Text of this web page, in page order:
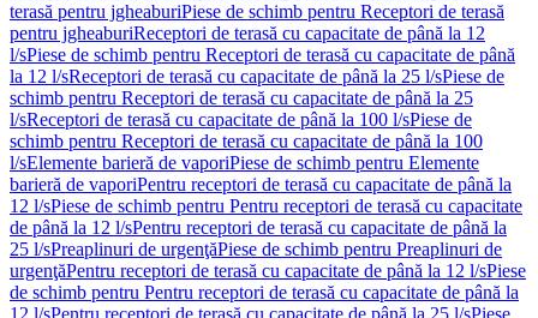
terasă pentru jgheaburiPiese de schimb pentru Receptori de terasă
pentru jgheaburiReceptori de terasă cu capacitate de până la 12
l/sPiese de schimb pentru Receptori de terasă cu capacitate de până
la 12 l/sReceptori de terasă cu capacitate de până la 25 l/sPiese de
schimb pentru Receptori de terasă cu capacitate de până la 25
l/sReceptori de terasă cu capacitate de până la 100 l/sPiese de
schimb pentru Receptori de terasă cu capacitate de până la 100
l/sElemente barieră de vaporiPiese de schimb pentru Elemente
barieră de vaporiPentru receptori de terasă cu capacitate de până la
12 l/sPiese de schimb pentru Pentru receptori de terasă cu capacitate
de până la 12 l/sPentru receptori de terasă cu capacitate de până la
25 l/sPreaplinuri de urgenţăPiese de schimb pentru Preaplinuri de
urgenţăPentru receptori de terasă cu capacitate de până la 12 l/sPiese
de schimb pentru Pentru receptori de terasă cu capacitate de până la
12 l/sPentru receptori de terasă cu capacitate de până la 25 l/sPiese